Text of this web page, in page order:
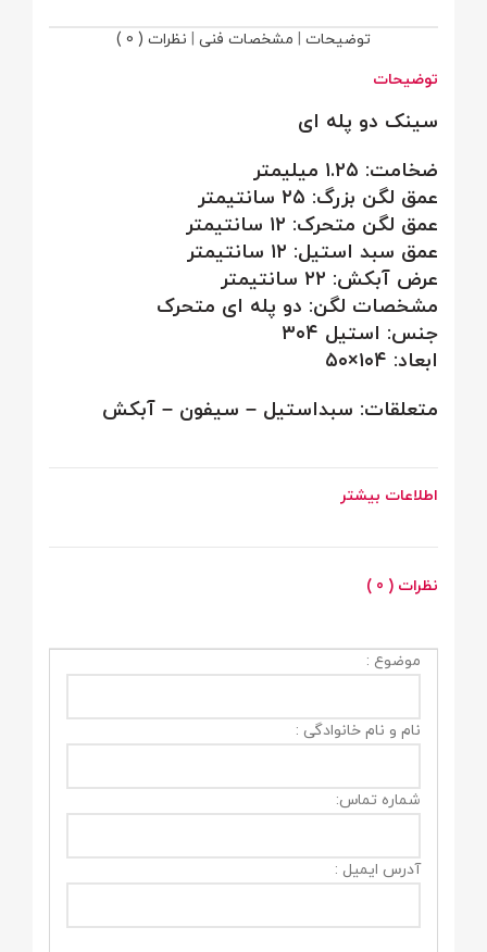
توضیحات | مشخصات فنی | نظرات ( 0 )
توضیحات
سینک دو پله ای
ضخامت: ۱.۲۵ میلیمتر
عمق لگن بزرگ: ۲۵ سانتیمتر
عمق لگن متحرک: ۱۲ سانتیمتر
عمق سبد استیل: ۱۲ سانتیمتر
عرض آبکش: ۲۲ سانتیمتر
مشخصات لگن: دو پله ای متحرک
جنس: استیل ۳۰۴
ابعاد: ۱۰۴×۵۰
متعلقات: سبداستیل – سیفون – آبکش
اطلاعات بیشتر
نظرات ( 0 )
موضوع :
نام و نام خانوادگی :
شماره تماس:
آدرس ایمیل :